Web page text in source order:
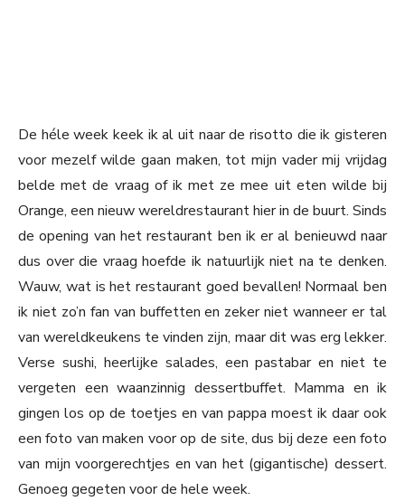
De héle week keek ik al uit naar de risotto die ik gisteren
voor mezelf wilde gaan maken, tot mijn vader mij vrijdag
belde met de vraag of ik met ze mee uit eten wilde bij
Orange, een nieuw wereldrestaurant hier in de buurt. Sinds
de opening van het restaurant ben ik er al benieuwd naar
dus over die vraag hoefde ik natuurlijk niet na te denken.
Wauw, wat is het restaurant goed bevallen! Normaal ben
ik niet zo’n fan van buffetten en zeker niet wanneer er tal
van wereldkeukens te vinden zijn, maar dit was erg lekker.
Verse sushi, heerlijke salades, een pastabar en niet te
vergeten een waanzinnig dessertbuffet. Mamma en ik
gingen los op de toetjes en van pappa moest ik daar ook
een foto van maken voor op de site, dus bij deze een foto
van mijn voorgerechtjes en van het (gigantische) dessert.
Genoeg gegeten voor de hele week.